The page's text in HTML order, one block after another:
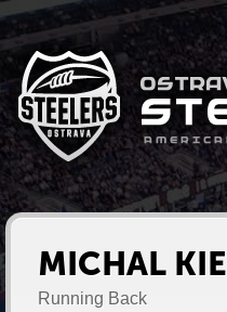
MICHAL
Running Back